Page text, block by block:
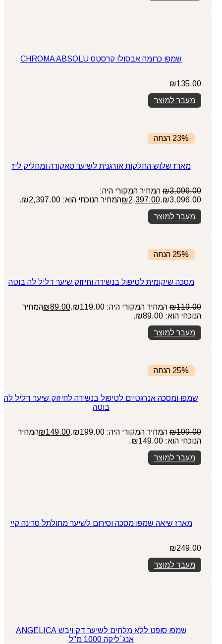
שמפו כרומה אבסולו קרסטס CHROMA ABSOLU
₪135.00
מעבר למוצר
23% הנחה
מארז שלוש החלקות אורגנית לשיער סאקורה ומחליק ליז
₪3,096.00
המחיר המקורי היה:
₪3,096.00.
₪2,397.00
המחיר הנוכחי הוא: ₪2,397.00.
מעבר למוצר
25% הנחה
מסכה שיקומית לטיפול בנשירה וחיזוק שיער דליל לה בוטה
₪119.00 המחיר המקורי היה: ₪119.00. ₪89.00
המחיר
הנוכחי הוא: ₪89.00.
מעבר למוצר
25% הנחה
שמפו ומסכה אנרגטיים לטיפול בנשירה לחיזוק שיער דליל לה
בוטה
₪199.00 המחיר המקורי היה: ₪199.00. ₪149.00
המחיר
הנוכחי הוא: ₪149.00.
מעבר למוצר
מארז שיאה שמפו מסכה וסירום לשיער מתולתל סרינה קיי
₪249.00
מעבר למוצר
שמפו סופט ללא מלחים לשיער דק ויבש ANGELICA
אנג`ליקה 1000 מ"ל